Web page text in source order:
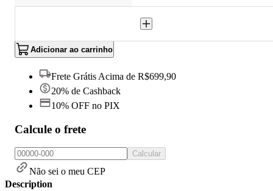
Adicionar ao carrinho
Frete Grátis Acima de R$699,90
20% de Cashback
10% OFF no PIX
Calcule o frete
Calcular
Não sei o meu CEP
Description